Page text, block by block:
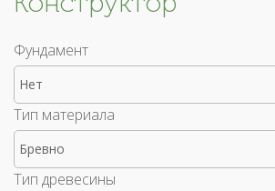
Фундамент
Нет
Тип материала
Бревно
Тип древесины